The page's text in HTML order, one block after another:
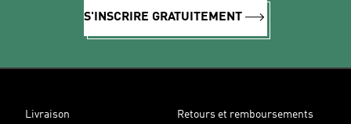
S'INSCRIRE GRATUITEMENT
Livraison Retours et remboursements